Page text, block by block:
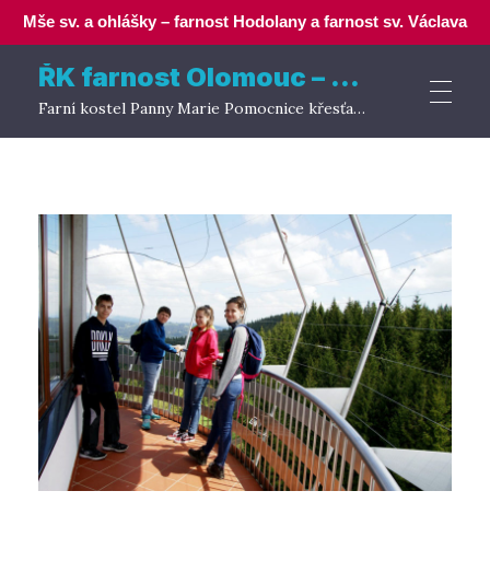
Mše sv. a ohlášky – farnost Hodolany a farnost sv. Václava
ŘK farnost Olomouc – Hodolany
Farní kostel Panny Marie Pomocnice křesťanů